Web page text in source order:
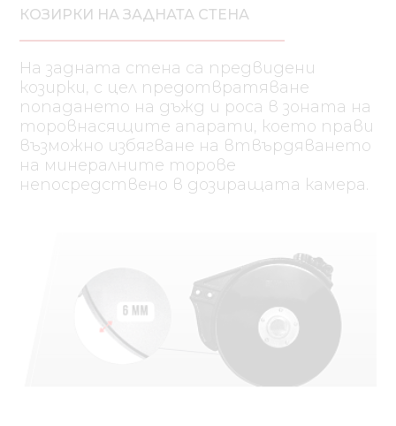
КОЗИРКИ НА ЗАДНАТА СТЕНА
На задната стена са предвидени
козирки, с цел предотвратяване
попадането на дъжд и роса в зоната на
торовнасящите апарати, което прави
възможно избягване на втвърдяването
на минералните торове
непосредствено в дозиращата камера.